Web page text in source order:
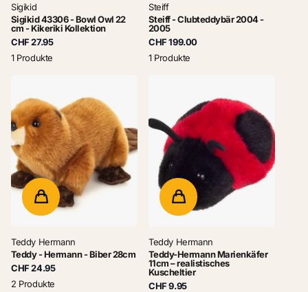
Sigikid
Sigikid 43306 - Bowl Owl 22
cm - Kikeriki Kollektion
CHF 27.95
1 Produkte
Steiff
Steiff - Clubteddybär 2004 -
2005
CHF 199.00
1 Produkte
Teddy Hermann
Teddy - Hermann - Biber 28cm
CHF 24.95
2 Produkte
Teddy Hermann
Teddy-Hermann Marienkäfer
11cm – realistisches
Kuscheltier
CHF 9.95